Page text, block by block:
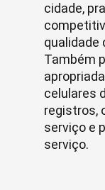
cidade,
qualidade
Também
celulares
registros,
serviço e
serviço.